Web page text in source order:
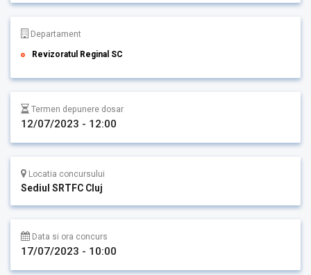
Departament
Revizoratul Reginal SC
Termen depunere dosar
12/07/2023 - 12:00
Locatia concursului
Sediul SRTFC Cluj
Data si ora concurs
17/07/2023 - 10:00